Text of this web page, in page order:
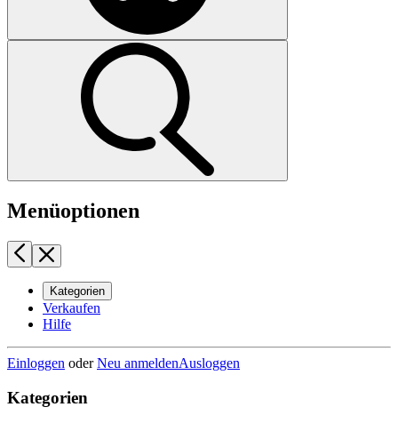
Menüoptionen
Kategorien
Verkaufen
Hilfe
Einloggen oderNeu anmeldenAusloggen
Kategorien